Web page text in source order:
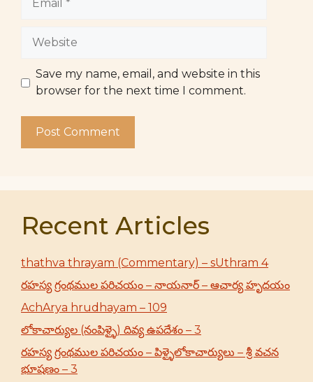
Website
Save my name, email, and website in this
browser for the next time I comment.
Recent Articles
thathva thrayam (Commentary) – sUthram 4
రహస్య గ్రంథముల పరిచయం – నాయనార్ – ఆచార్య హృదయం
AchArya hrudhayam – 109
లోకాచార్యుల (నంపిళ్ళై) దివ్య ఉపదేశం – 3
రహస్య గ్రంథముల పరిచయం – పిళ్ళైలోకాచార్యులు – శ్రీ వచన
భూషణం – 3